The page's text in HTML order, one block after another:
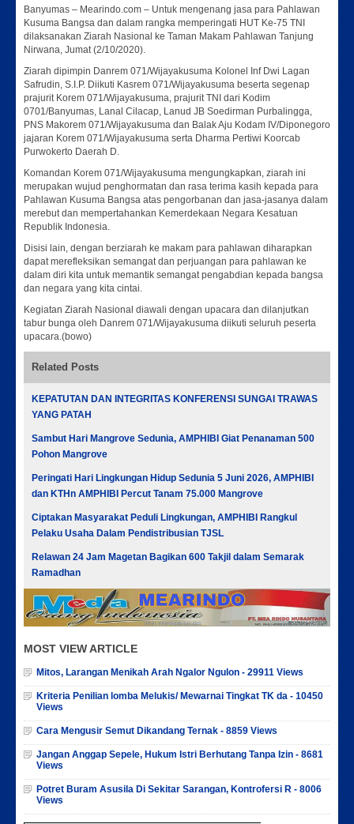
Banyumas – Mearindo.com – Untuk mengenang jasa para Pahlawan
Kusuma Bangsa dan dalam rangka memperingati HUT Ke-75 TNI
dilaksanakan Ziarah Nasional ke Taman Makam Pahlawan Tanjung
Nirwana, Jumat (2/10/2020).
Ziarah dipimpin Danrem 071/Wijayakusuma Kolonel Inf Dwi Lagan
Safrudin, S.I.P. Diikuti Kasrem 071/Wijayakusuma beserta segenap
prajurit Korem 071/Wijayakusuma, prajurit TNI dari Kodim
0701/Banyumas, Lanal Cilacap, Lanud JB Soedirman Purbalingga,
PNS Makorem 071/Wijayakusuma dan Balak Aju Kodam IV/Diponegoro
jajaran Korem 071/Wijayakusuma serta Dharma Pertiwi Koorcab
Purwokerto Daerah D.
Komandan Korem 071/Wijayakusuma mengungkapkan, ziarah ini
merupakan wujud penghormatan dan rasa terima kasih kepada para
Pahlawan Kusuma Bangsa atas pengorbanan dan jasa-jasanya dalam
merebut dan mempertahankan Kemerdekaan Negara Kesatuan
Republik Indonesia.
Disisi lain, dengan berziarah ke makam para pahlawan diharapkan
dapat merefleksikan semangat dan perjuangan para pahlawan ke
dalam diri kita untuk memantik semangat pengabdian kepada bangsa
dan negara yang kita cintai.
Kegiatan Ziarah Nasional diawali dengan upacara dan dilanjutkan
tabur bunga oleh Danrem 071/Wijayakusuma diikuti seluruh peserta
upacara.(bowo)
Related Posts
KEPATUTAN DAN INTEGRITAS KONFERENSI SUNGAI TRAWAS
YANG PATAH
Sambut Hari Mangrove Sedunia, AMPHIBI Giat Penanaman 500
Pohon Mangrove
Peringati Hari Lingkungan Hidup Sedunia 5 Juni 2026, AMPHIBI
dan KTHn AMPHIBI Percut Tanam 75.000 Mangrove
Ciptakan Masyarakat Peduli Lingkungan, AMPHIBI Rangkul
Pelaku Usaha Dalam Pendistribusian TJSL
Relawan 24 Jam Magetan Bagikan 600 Takjil dalam Semarak
Ramadhan
MOST VIEW ARTICLE
Mitos, Larangan Menikah Arah Ngalor Ngulon - 29911 Views
Kriteria Penilian lomba Melukis/ Mewarnai Tingkat TK da - 10450
Views
Cara Mengusir Semut Dikandang Ternak - 8859 Views
Jangan Anggap Sepele, Hukum Istri Berhutang Tanpa Izin - 8681
Views
Potret Buram Asusila Di Sekitar Sarangan, Kontrofersi R - 8006
Views